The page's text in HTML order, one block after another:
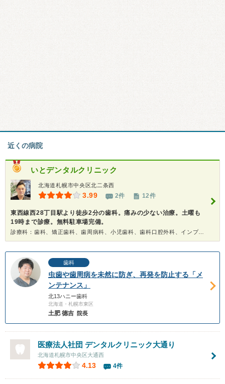
近くの病院
いとデンタルクリニック
北海道札幌市中央区北二条西
3.99 2件 12件
東西線西28丁目駅より徒歩2分の歯科。痛みの少ない治療。土曜も
19時まで診療。無料駐車場完備。
診療科：歯科、矯正歯科、歯周病科、小児歯科、歯科口腔外科、インプラント、ホワイトニング
歯科
虫歯や歯周病を未然に防ぎ、再発を防止する「メ
ンテナンス」
北13ハニー歯科
北海道・札幌市東区
土肥 德吉 院長
医療法人社団 デンタルクリニック大通り
北海道札幌市中央区大通西
4.13 4件